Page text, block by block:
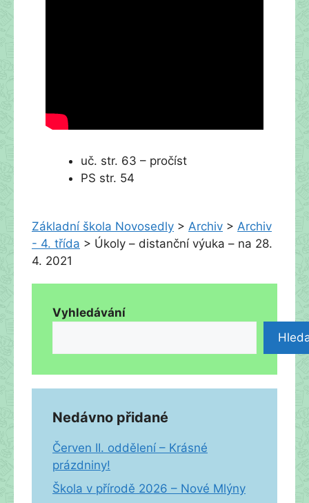
uč. str. 63 – pročíst
PS str. 54
Základní škola Novosedly > Archiv > Archiv
- 4. třída > Úkoly – distanční výuka – na 28.
4. 2021
Vyhledávání
Nedávno přidané
Červen II. oddělení – Krásné
prázdniny!
Škola v přírodě 2026 – Nové Mlýny